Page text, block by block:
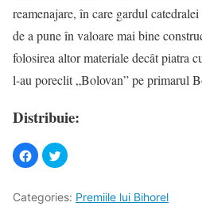
reamenajare, în care gardul
de a pune în valoare mai bine
folosirea altor materiale decât piatra
l-au poreclit „Bolovan” pe primarul
Distribuie:
Categories: Premiile lui Bihorel